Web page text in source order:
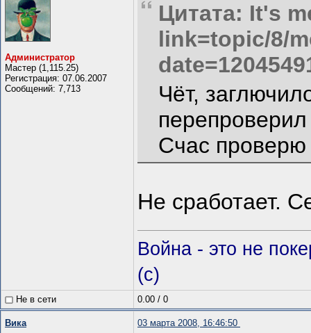
Администратор
Мастер (1,115.25)
Регистрация: 07.06.2007
Сообщений: 7,713
Цитата: It's
link=topic/8/
Чёт,
Счас
Не сработает.
Война - это не
(c)
Не в сети 0.00 / 0
Вика 03 марта 2008, 16:46:50